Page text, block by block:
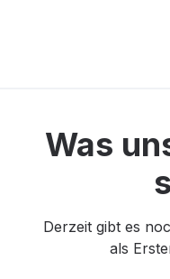
Was
Derzeit gibt es
als